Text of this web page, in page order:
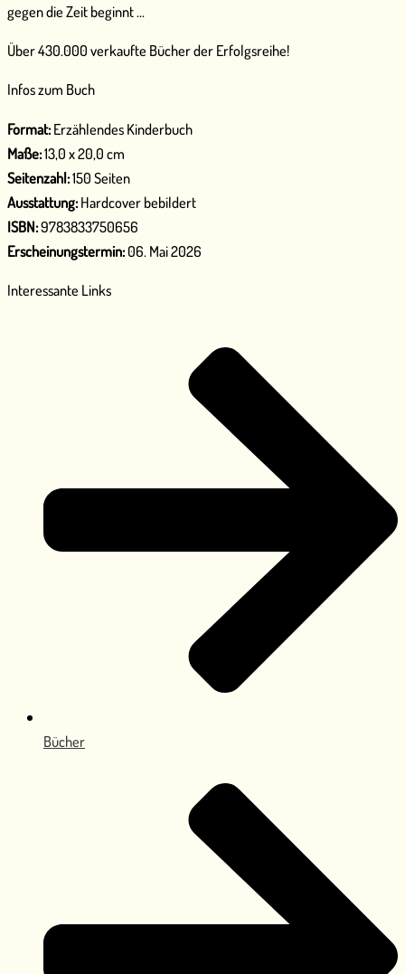
gegen die Zeit beginnt …
Über 430.000 verkaufte Bücher der Erfolgsreihe!
Infos zum Buch
Format:Erzählendes Kinderbuch
Maße:13,0 x 20,0 cm
Seitenzahl:150 Seiten
Ausstattung:Hardcover bebildert
ISBN:9783833750656
Erscheinungstermin:06. Mai 2026
Interessante Links
Bücher